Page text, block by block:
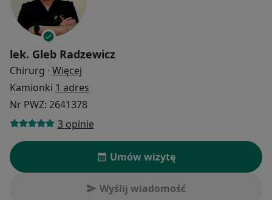
lek. Gleb Radzewicz
Chirurg · Więcej
Kamionki 1 adres
Nr PWZ: 2641378
3 opinie
Umów wizytę
Wyślij wiadomość